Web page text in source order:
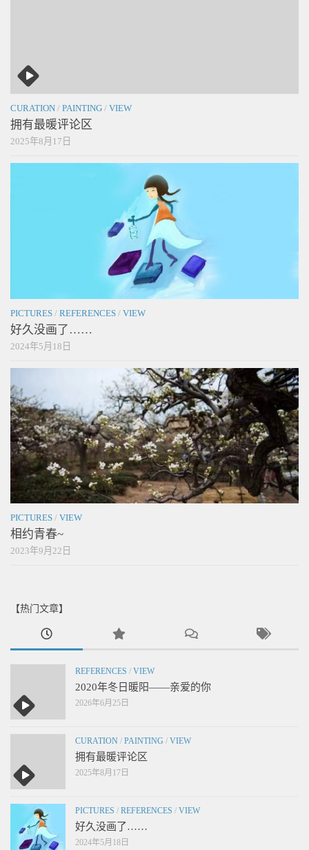
CURATION / PAINTING / VIEW
拥有最暖评论区
2025年8月17日
PICTURES / REFERENCES / VIEW
好久没画了……
2024年5月18日
PICTURES / VIEW
相约青春~
2023年9月22日
【热门文章】
REFERENCES / VIEW
2020年冬日暖阳——亲爱的你
2026年6月25日
CURATION / PAINTING / VIEW
拥有最暖评论区
2025年8月17日
PICTURES / REFERENCES / VIEW
好久没画了……
2024年5月18日